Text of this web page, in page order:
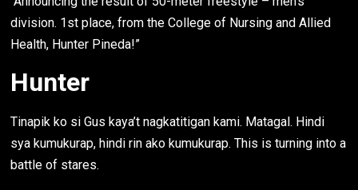
division. 1st place, from the College of Nursing and Allied
Health, Hunter Pineda!”
Hunter
Tinapik ko si Gus kaya’t nagkatitigan kami. Matagal. Hindi
sya kumukurap, hindi rin ako kumukurap. This is turning into a
battle of stares.